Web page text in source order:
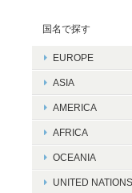
国名で探す
EUROPE
ASIA
AMERICA
AFRICA
OCEANIA
UNITED NATIONS